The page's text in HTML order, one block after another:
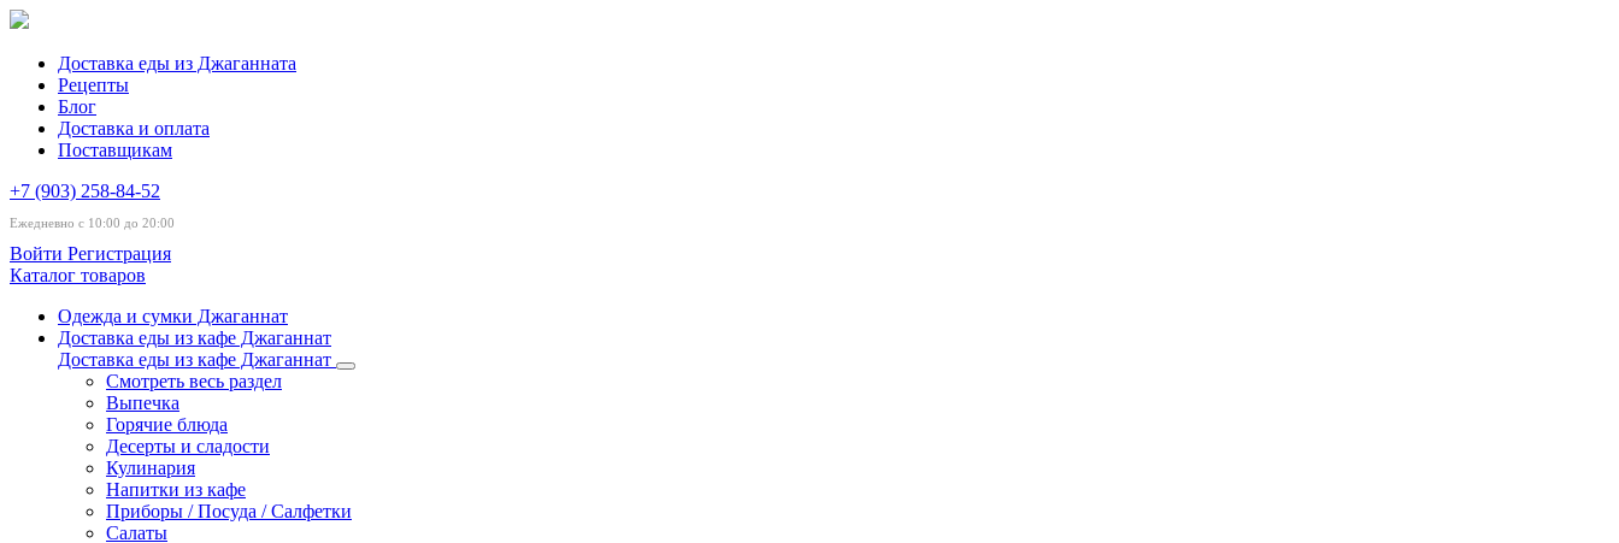
Доставка еды из Джаганната
Рецепты
Блог
Доставка и оплата
Поставщикам
+7 (903) 258-84-52
Ежедневно с 10:00 до 20:00
Войти Регистрация
Каталог товаров
Одежда и сумки Джаганнат
Доставка еды из кафе Джаганнат
Доставка еды из кафе Джаганнат
Смотреть весь раздел
Выпечка
Горячие блюда
Десерты и сладости
Кулинария
Напитки из кафе
Приборы / Посуда / Салфетки
Салаты